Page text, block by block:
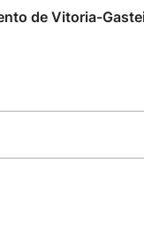
de Vitoria-